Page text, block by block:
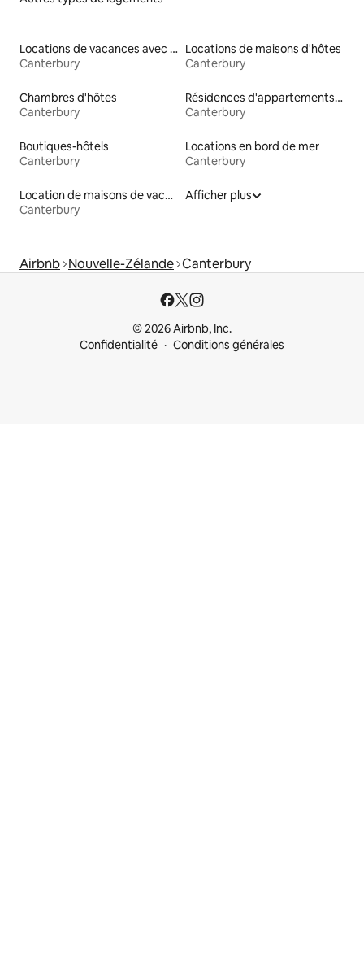
Locations de vacances avec piscine
Canterbury
Locations de maisons d'hôtes
Canterbury
Chambres d'hôtes
Canterbury
Résidences d'appartements en location
Canterbury
Boutiques-hôtels
Canterbury
Locations en bord de mer
Canterbury
Location de maisons de vacances
Canterbury
Afficher plus
Airbnb Nouvelle-Zélande Canterbury
© 2026 Airbnb, Inc.
Confidentialité
Conditions générales